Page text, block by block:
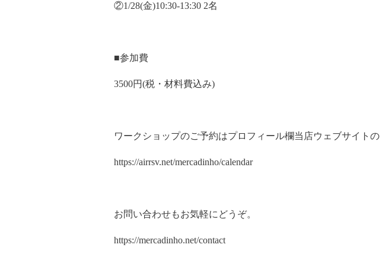
②1/28(金)10:30-13:30 2名
■参加費
3500円(税・材料費込み)
ワークショップのご予約はプロフィール欄当店ウェブサイト
https://airrsv.net/mercadinho/calendar
お問い合わせもお気軽にどうぞ。
https://mercadinho.net/contact